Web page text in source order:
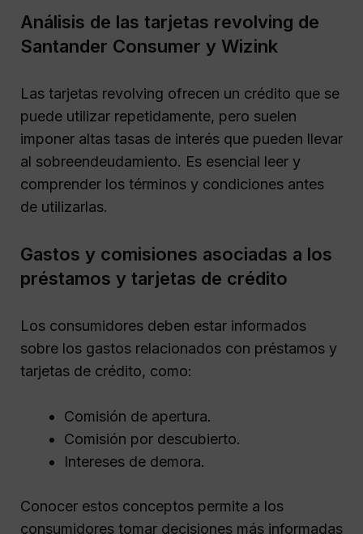
Análisis de las tarjetas revolving de
Santander Consumer y Wizink
Las tarjetas revolving ofrecen un crédito que se
puede utilizar repetidamente, pero suelen
imponer altas tasas de interés que pueden llevar
al sobreendeudamiento. Es esencial leer y
comprender los términos y condiciones antes
de utilizarlas.
Gastos y comisiones asociadas a los
préstamos y tarjetas de crédito
Los consumidores deben estar informados
sobre los gastos relacionados con préstamos y
tarjetas de crédito, como:
Comisión de apertura.
Comisión por descubierto.
Intereses de demora.
Conocer estos conceptos permite a los
consumidores tomar decisiones más informadas